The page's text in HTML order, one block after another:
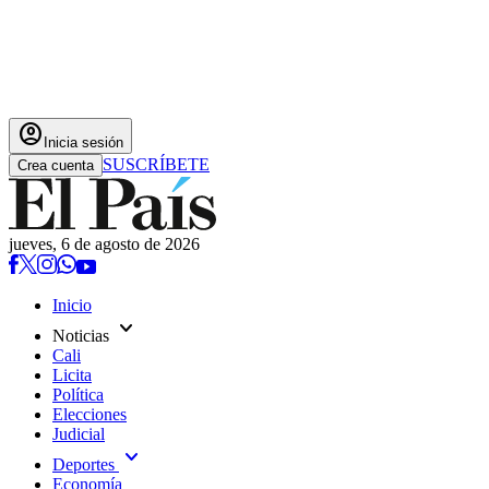
account_circle Inicia sesión
Crea cuenta SUSCRÍBETE
jueves, 6 de agosto de 2026
Inicio
Noticias expand_more
Cali
Licita
Política
Elecciones
Judicial
Deportes expand_more
Economía